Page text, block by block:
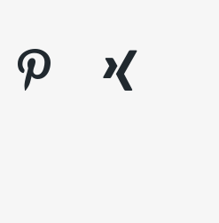
pinterest
xing